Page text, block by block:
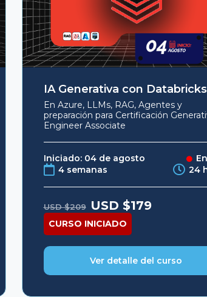
IA Generativa con Databricks
En Azure, LLMs, RAG, Agentes y
preparación para Certificación
Engineer Associate
Iniciado: 04 de agosto
4 semanas
24
USD $209 Original
price
was:
USD
$209.
USD $179
CURSO INICIADO
Ver detalle del curso